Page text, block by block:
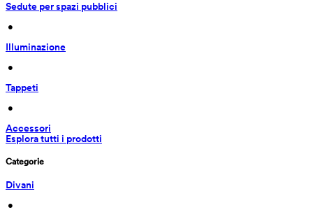
Sedute per spazi pubblici
•
Illuminazione
•
Tappeti
•
Accessori
Esplora tutti i prodotti
Categorie
Divani
•